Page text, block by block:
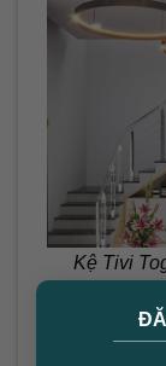
Kệ Tivi
Đội ngũ tư
Togihome